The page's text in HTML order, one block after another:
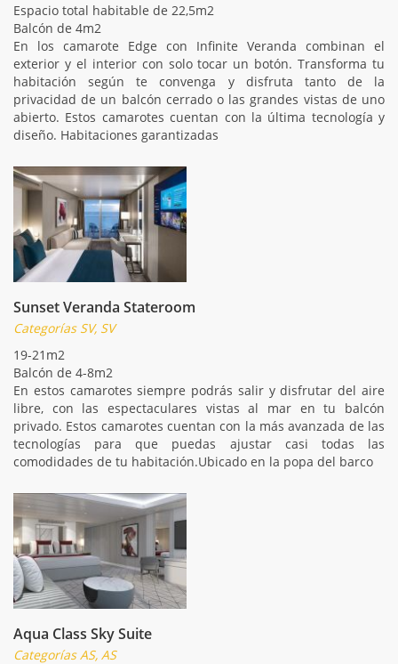
Espacio total habitable de 22,5m2
Balcón de 4m2
En los camarote Edge con Infinite Veranda combinan el
exterior y el interior con solo tocar un botón. Transforma tu
habitación según te convenga y disfruta tanto de la
privacidad de un balcón cerrado o las grandes vistas de uno
abierto. Estos camarotes cuentan con la última tecnología y
diseño. Habitaciones garantizadas
Sunset Veranda Stateroom
Categorías SV, SV
19-21m2
Balcón de 4-8m2
En estos camarotes siempre podrás salir y disfrutar del aire
libre, con las espectaculares vistas al mar en tu balcón
privado. Estos camarotes cuentan con la más avanzada de las
tecnologías para que puedas ajustar casi todas las
comodidades de tu habitación.Ubicado en la popa del barco
Aqua Class Sky Suite
Categorías AS, AS